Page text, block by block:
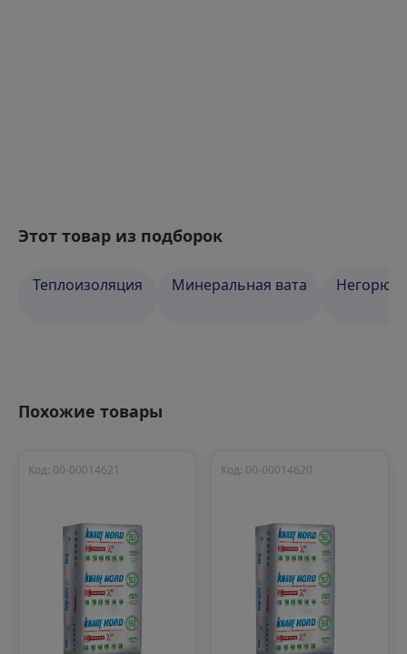
Этот товар из подборок
Теплоизоляция Минеральная вата
Похожие товары
Код: 00-00014621 Код: 00-00014620